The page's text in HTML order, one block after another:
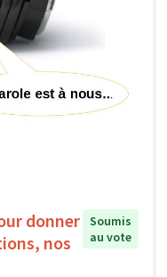
donner
nos
Soumis
au vote